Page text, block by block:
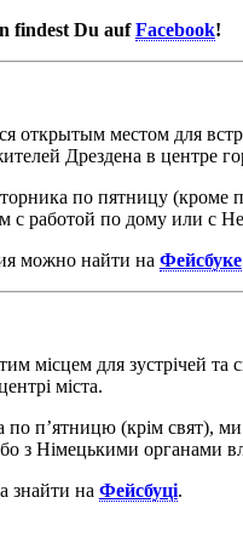
findest Du aufFacebook!
открытым местом для
Дрездена в центре
по пятницу (кроме
с работой по дому или с
можно найти на Фейсбуке
місцем для зустрічей та
міста.
п’ятницю (крім свят),
з Німецькими органами
знайти на Фейсбуці.